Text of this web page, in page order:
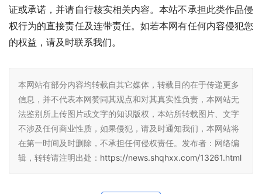
证或承诺，并请自行核实相关内容。本站不承担此类作品侵
权行为的直接责任及连带责任。如若本网有任何内容侵犯您
的权益，请及时联系我们。
本网站有部分内容均转载自其它媒体，转载目的在于传递更多
信息，并不代表本网赞同其观点和对其真实性负责，本网站无
法鉴别所上传图片或文字的知识版权，本站所转载图片、文字
不涉及任何商业性质，如果侵犯，请及时通知我们，本网站将
在第一时间及时删除，不承担任何侵权责任。发布者：网络编
辑，转转请注明出处： https://news.shqhxx.com/13261.html